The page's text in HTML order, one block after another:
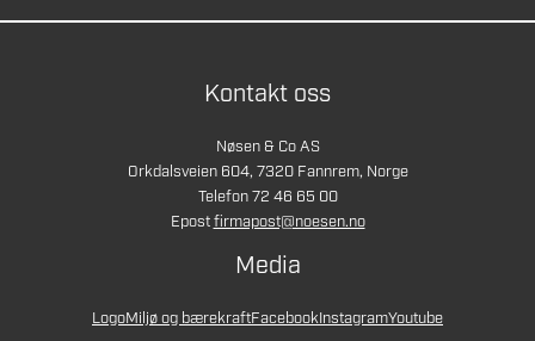
Kontakt oss
Nøsen & Co AS
Orkdalsveien 604, 7320 Fannrem, Norge
Telefon 72 46 65 00
Epostfirmapost@noesen.no
Media
LogoMiljø og bærekraftFacebookInstagramYoutube